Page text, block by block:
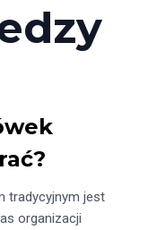
tradycyjnym jest
organizacji